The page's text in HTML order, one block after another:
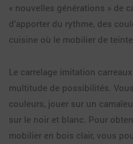
« nouvelles générations » de
d’apporter du rythme, des
cuisine où le mobilier de
Le carrelage imitation
multitude de possibilités.
couleurs, jouer sur un
sur le noir et blanc. Pour
mobilier en bois clair, vous